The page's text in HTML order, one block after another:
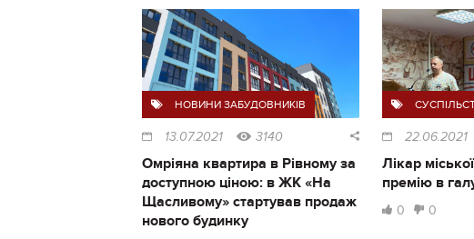
НОВИНИ ЗАБУДОВНИКІВ
13.07.2021 3140
Омріяна квартира в Рівному за
доступною ціною: в ЖК «На
Щасливому» стартував продаж
нового будинку
22.06.2021
Лікар
премію в
0 0